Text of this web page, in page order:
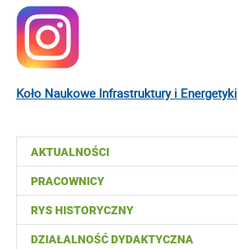
AKTUALNOŚCI
PRACOWNICY
RYS HISTORYCZNY
DZIAŁALNOŚĆ DYDAKTYCZNA
Koło Naukowe Infrastruktury i Energetyki